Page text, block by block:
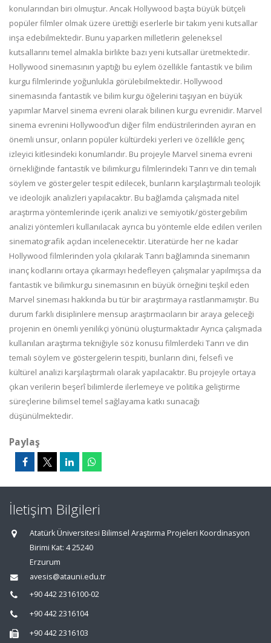
konularından biri olmuştur. Ancak Hollywood başta büyük bütçeli
popüler filmler olmak üzere ürettiği eserlerle bir takım yeni kutsallar
inşa edebilmektedir. Bunu yaparken milletlerin geleneksel
kutsallarını temel almakla birlikte bazı yeni kutsallar üretmektedir.
Hollywood sinemasının yaptığı bu eylem özellikle fantastik ve bilim
kurgu filmlerinde yoğunlukla görülebilmektedir. Hollywood
sinemasında fantastik ve bilim kurgu öğelerini taşıyan en büyük
yapımlar Marvel sinema evreni olarak bilinen kurgu evrenidir. Marvel
sinema evrenini Hollywood’un diğer film endüstrilerinden ayıran en
önemli unsur, onların popüler kültürdeki yerleri ve özellikle genç
izleyici kitlesindeki konumlarıdır. Bu projeyle Marvel sinema evreni
örnekliğinde fantastik ve bilimkurgu filmlerindeki Tanrı ve din temalı
söylem ve göstergeler tespit edilecek, bunların karşılaştırmalı teolojik
ve ideolojik analizleri yapılacaktır. Bu bağlamda çalışmada nitel
araştırma yöntemlerinde içerik analizi ve semiyotik/göstergebilim
analizi yöntemleri kullanılacak ayrıca bu yöntemle elde edilen verilen
sinematografik açıdan incelenecektir. Literatürde her ne kadar
Hollywood filmlerinden yola çıkılarak Tanrı bağlamında sinemanın
inanç kodlarını ortaya çıkarmayı hedefleyen çalışmalar yapılmışsa da
fantastik ve bilimkurgu sinemasının en büyük örneğini teşkil eden
Marvel sineması hakkında bu tür bir araştırmaya rastlanmamıştır. Bu
durum farklı disiplinlere mensup araştırmacıların bir araya geleceği
projenin en önemli yenilikçi yönünü oluşturmaktadır Ayrıca çalışmada
kullanılan araştırma tekniğiyle söz konusu filmlerdeki Tanrı ve din
temalı söylem ve göstergelerin tespiti, bunların dini, felsefi ve
kültürel analizi karşılaştırmalı olarak yapılacaktır. Bu projeyle ortaya
çıkan verilerin beşerî bilimlerde ilerlemeye ve politika geliştirme
süreçlerine bilimsel temel sağlayama katkı sunacağı
düşünülmektedir.
Paylaş
İletişim Bilgileri
Atatürk Üniversitesi Bilimsel Araştırma Projeleri Koordinasyon
Birimi Kat: 4 25240
Erzurum
avesis@atauni.edu.tr
+90 442 2316100-02
+90 442 2316104
+90 442 2316103